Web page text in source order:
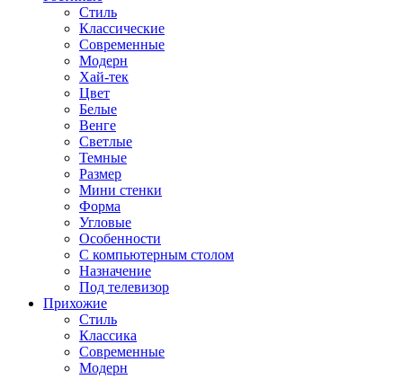
Стиль
Классические
Современные
Модерн
Хай-тек
Цвет
Белые
Венге
Светлые
Темные
Размер
Мини стенки
Форма
Угловые
Особенности
С компьютерным столом
Назначение
Под телевизор
Прихожие
Стиль
Классика
Современные
Модерн